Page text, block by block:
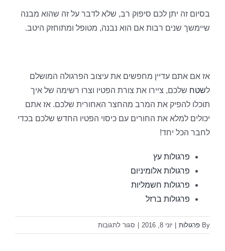
בסיום זה יתן לכם סיפוק רב, שלא לדבר על זה שהוא מבנה
שיימשך שנים רבות אם הוא נבנה, מטופל ומתוחזק היטב.
אז אם אתם עדיין מחפשים את עיצוב הפרגולה המושלם
לשטח שלכם, ציירו את צורת הפטיו וצרו רשימה של איך
תוכלו להפיק את המרב מהחצר האחורית שלכם. אז אתם
יכולים למלא את החורים עם כיסוי הפטיו החדש שלכם בכדי
לחבר הכל יחד!
פרגולות עץ
פרגולות אלומיניום
פרגולות חשמליות
פרגולות ברזל
By פרגולות | יוני 8, 2016 | סגור לתגובותעל
פרגולות